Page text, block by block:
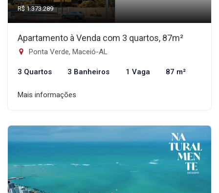
R$ 1.373.289
Apartamento à Venda com 3 quartos, 87m²
Ponta Verde, Maceió-AL
3 Quartos 3 Banheiros 1 Vaga 87 m²
Mais informações